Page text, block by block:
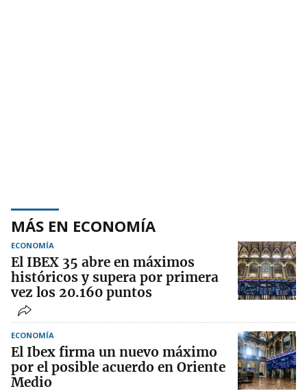
MÁS EN ECONOMÍA
ECONOMÍA
El IBEX 35 abre en máximos
históricos y supera por primera
vez los 20.160 puntos
ECONOMÍA
El Ibex firma un nuevo máximo
por el posible acuerdo en Oriente
Medio